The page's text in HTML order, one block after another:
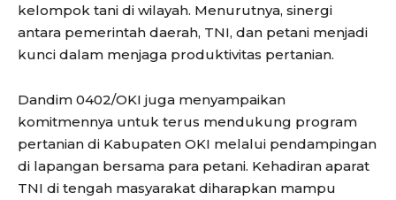
kelompok tani di wilayah. Menurutnya, sinergi
antara pemerintah daerah, TNI, dan petani menjadi
kunci dalam menjaga produktivitas pertanian.
Dandim 0402/OKI juga menyampaikan
komitmennya untuk terus mendukung program
pertanian di Kabupaten OKI melalui pendampingan
di lapangan bersama para petani. Kehadiran aparat
TNI di tengah masyarakat diharapkan mampu